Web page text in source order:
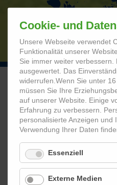
Cookie- und
Unsere Webseite verwendet
Funktionalität unserer
Sie immer weiter
ausgewertet. Das
widerrufen. Wenn Sie unter
müssen Sie Ihre
auf unserer Website. Einige
Erfahrung zu verbessern.
personalisierte Anzeigen und
Verwendung Ihrer Daten
Essenziell
Externe Medien
Coolrider.de